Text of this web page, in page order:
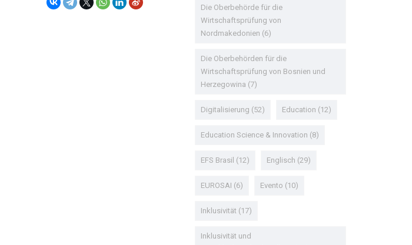
Die Oberbehörde für die
Wirtschaftsprüfung von
Nordmakedonien (6)
Die Oberbehörden für die
Wirtschaftsprüfung von Bosnien und
Herzegowina (7)
Digitalisierung (52) Education (12)
Education Science & Innovation (8)
EFS Brasil (12) Englisch (29)
EUROSAI (6) Evento (10)
Inklusivität (17)
Inklusivität und